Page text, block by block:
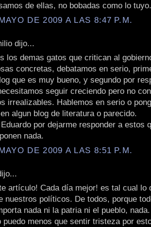
de ellas, no bobadas como lo tuyo.
DE 2009 A LAS 8:47 P.M.
dijo...
los demas gatos que critican al
concretas, debatamos en serio,
que es muy bueno, y segundo por
seguir creciendo pero no
irrealizables. Hablemos en serio o
algun blog de literatura o parecido.
por dejarme responder a estos
nada.
DE 2009 A LAS 8:51 P.M.
artículo! Cada día mejor! es tal cual lo
nuestros políticos. De todos, porque
nada ni la patria ni el pueblo,
puedo menos que sentir tristeza por